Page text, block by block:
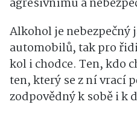
Alkohol je nebezpečný
automobilů, tak pro
kol i chodce. Ten, kdo
ten, který se z ní vrací
zodpovědný k sobě i k